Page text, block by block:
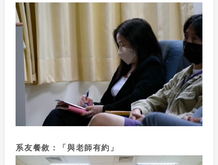
系友餐敘：「與老師有約」